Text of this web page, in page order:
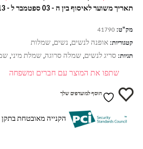
תאריך משוער לאיסוף בין ה - 03 ספטמבר ל - 13 ספטמבר
מק"ט: 41790
קטגוריות: אופנה לנשים, נשים, שמלות
תגיות: סריג לנשים, שמלה סרוגה, שמלת מיני,
שתפו את המוצר עם חברים ומשפחה
הוסף למועדפים שלך
הקנייה מאובטחת בתקן